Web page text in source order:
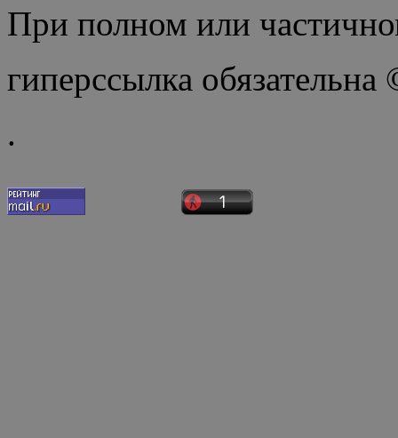
При полном или
гиперссылка
.